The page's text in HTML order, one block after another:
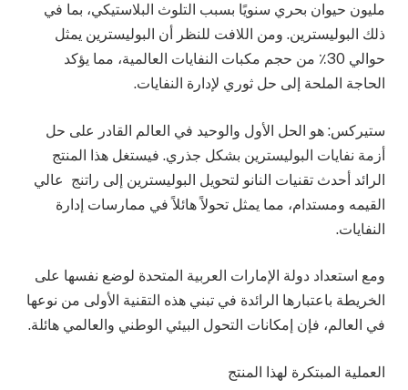
مليون حيوان بحري سنويًا بسبب التلوث البلاستيكي، بما في
ذلك البوليسترين. ومن اللافت للنظر أن البوليسترين يمثل
حوالي 30٪ من حجم مكبات النفايات العالمية، مما يؤكد
الحاجة الملحة إلى حل ثوري لإدارة النفايات.
ستيركس: هو الحل الأول والوحيد في العالم القادر على حل
أزمة نفايات البوليسترين بشكل جذري. فيستغل هذا المنتج
الرائد أحدث تقنيات النانو لتحويل البوليسترين إلى راتنج عالي
القيمه ومستدام، مما يمثل تحولاً هائلاً في ممارسات إدارة
النفايات.
ومع استعداد دولة الإمارات العربية المتحدة لوضع نفسها على
الخريطة باعتبارها الرائدة في تبني هذه التقنية الأولى من نوعها
في العالم، فإن إمكانات التحول البيئي الوطني والعالمي هائلة.
العملية المبتكرة لهذا المنتج